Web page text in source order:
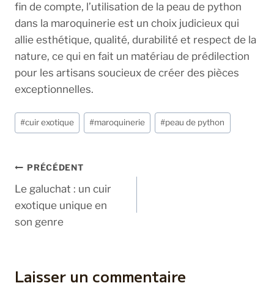
fin de compte, l’utilisation de la peau de python
dans la maroquinerie est un choix judicieux qui
allie esthétique, qualité, durabilité et respect de la
nature, ce qui en fait un matériau de prédilection
pour les artisans soucieux de créer des pièces
exceptionnelles.
Étiquettes
de
publication :
#cuir exotique #maroquinerie #peau de python
Navigation
de
l’article
PRÉCÉDENT
Le galuchat : un cuir
exotique unique en
son genre
Laisser un commentaire